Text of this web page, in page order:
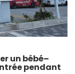
un bébé–
pendant